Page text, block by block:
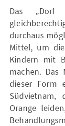
Das „Dorf
durchaus
Mittel, um
Kindern mit
machen.
dieser Form
Orange